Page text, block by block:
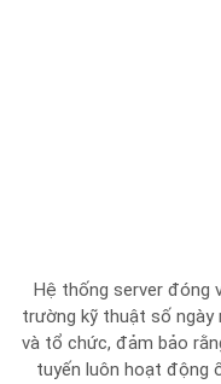
Hệ thống server đóng
trường kỹ thuật số ngày
và tổ chức, đảm bảo
tuyến luôn hoạt động